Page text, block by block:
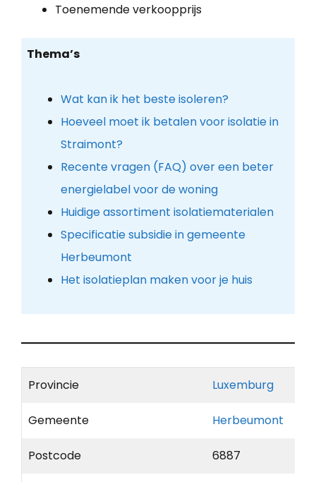
Toenemende verkoopprijs
Thema’s
Wat kan ik het beste isoleren?
Hoeveel moet ik betalen voor isolatie in
Straimont?
Recente vragen (FAQ) over een beter
energielabel voor de woning
Huidige assortiment isolatiematerialen
Specificatie subsidie in gemeente
Herbeumont
Het isolatieplan maken voor je huis
Provincie Luxemburg
Gemeente Herbeumont
Postcode 6887